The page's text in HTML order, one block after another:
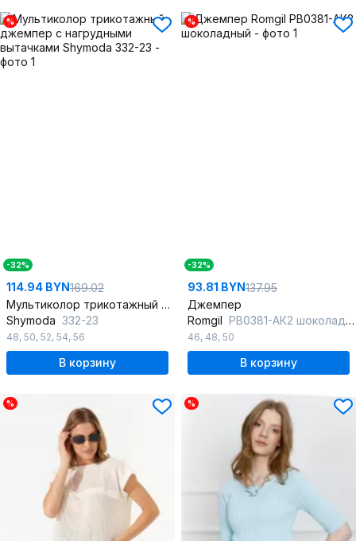
%
-32%
114.94 BYN169.02
Мультиколор трикотажный джемпер с нагрудными вытачками
Shymoda 332-23
48, 50, 52, 54, 56
В корзину
%
-32%
93.81 BYN137.95
Джемпер
Romgil РВ0381-АК2 шоколадный
46, 48, 50
В корзину
% %